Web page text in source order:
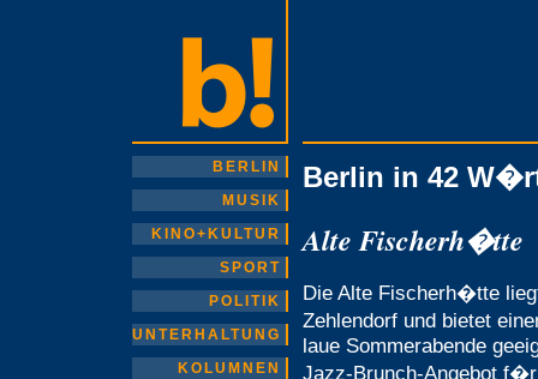
BERLIN
MUSIK
KINO+KULTUR
SPORT
POLITIK
UNTERHALTUNG
KOLUMNEN
Berlin in 42
Alte Fischerh�tte
Die Alte Fischerh�tte
Zehlendorf und bietet
laue Sommerabende
Jazz-Brunch-Angebot